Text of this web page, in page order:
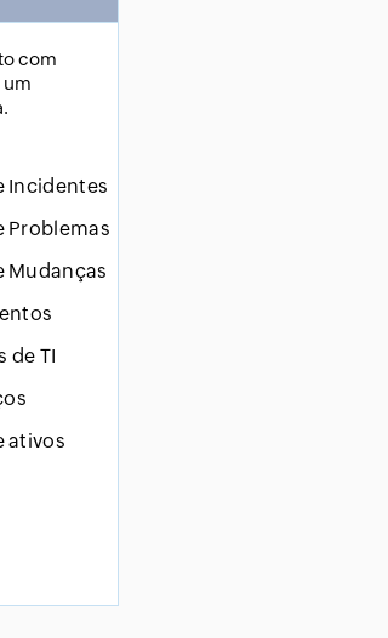
com
um
Incidentes
Problemas
Mudanças
de TI
ativos